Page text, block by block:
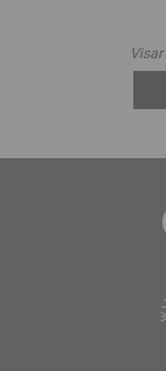
Visar